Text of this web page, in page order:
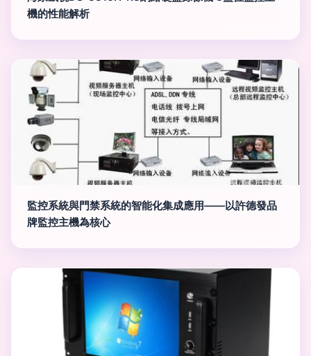
機的性能解析
監控系統與門禁系統的智能化集成應用——以許德發品
牌監控主機為核心